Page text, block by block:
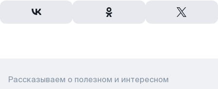
Рассказываем о полезном и интересном